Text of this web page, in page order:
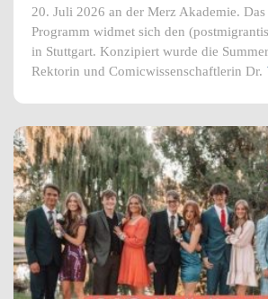
20. Juli 2026 an der Merz Akademie.
Programm widmet sich den
in Stuttgart. Konzipiert wurde die
Rektorin und Comicwissenschaftlerin Dr.